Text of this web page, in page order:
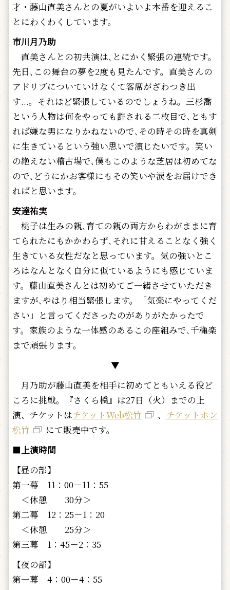
才・藤山直美さんとの夏がいよいよ本番を迎えるこ
とにわくわくしています。
市川月乃助
直美さんとの初共演は､とにかく緊張の連続です。
先日､この舞台の夢を2度も見たんです。直美さんの
アドリブについていけなくて客席がざわつき出
す...。それほど緊張しているのでしょうね。三杉喬
という人物は何をやっても許される二枚目で､ともす
れば嫌な男になりかねないので､その時その時を真剣
に生きているという強い思いで演じたいです。笑い
の絶えない稽古場で､僕もこのような芝居は初めてな
ので､どうにかお客様にもその笑いや涙をお届けでき
ればと思います。
安達祐実
桃子は生みの親､育ての親の両方からわがままに育
てられたにもかかわらず､それに甘えることなく強く
生きている女性だなと思っています。気の強いとこ
ろはなんとなく自分に似ているようにも感じていま
す。藤山直美さんとは初めてご一緒させていただき
ますが､やはり相当緊張します。「気楽にやってくだ
さい」と言ってくださったのがありがたかったで
す。家族のような一体感のあるこの座組みで､千穐楽
まで頑張ります。
▼
月乃助が藤山直美を相手に初めてともいえる役ど
ころに挑戦。『さくら橋』は27日（火）までの上
演、チケットはチケットWeb松竹 、 チケットホン
松竹
にて販売中です。
■上演時間
【昼の部】
第一幕 11：00－11：55
＜休憩 30分＞
第二幕 12：25－1：20
＜休憩 25分＞
第三幕 1：45－2：35
【夜の部】
第一幕 4：00－4：55